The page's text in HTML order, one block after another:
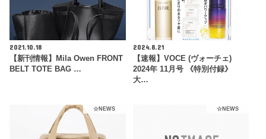
2021.10.18
【新刊情報】Mila Owen FRONT
BELT TOTE BAG …
2024.8.21
【速報】VOCE (ヴォーチェ)
2024年 11月号 《特別付録》
大…
☆NEWS ☆NEWS